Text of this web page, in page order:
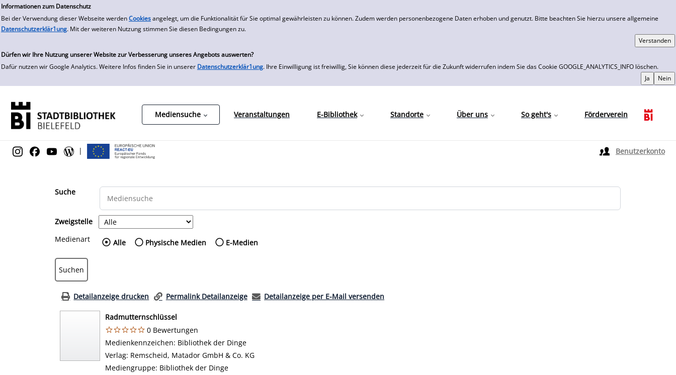
Informationen zum Datenschutz
Bei der Verwendung dieser Webseite werden Cookies angelegt, um die Funktionalität für Sie optimal gewährleisten zu können. Zudem werden personenbezogene Daten erhoben und genutzt. Bitte beachten Sie hierzu unsere allgemeine
Datenschutzerklär1ung. Mit der weiteren Nutzung stimmen Sie diesen Bedingungen zu.
Dürfen wir Ihre Nutzung unserer Website zur Verbesserung unseres Angebots auswerten?
Dafür nutzen wir Google Analytics. Weitere Infos finden Sie in unserer Datenschutzerklär1ung. Ihre Einwilligung ist freiwillig, Sie können diese jederzeit für die Zukunft widerrufen indem Sie das Cookie GOOGLE_ANALYTICS_INFO löschen.
zur Navigation springen
zum Inhalt springen
Zur Detailanzeige springen
Mediensuche Veranstaltungen E-Bibliothek Standorte Über uns So geht's Förderverein
| Benutzerkonto
Sprache auswählen
Suche
Zweigstelle
Medienart
Wählen Sie die Medienart nach der Sie suchen wollen.
Alle Physische Medien E-Medien
Detailanzeige drucken Permalink Detailanzeige Detailanzeige per E-Mail versenden
Radmutternschlüssel
0 Bewertungen
Suche nach diesem Verfasser
Medienkennzeichen: Bibliothek der Dinge
Verlag: Remscheid, Matador GmbH & Co. KG
Mediengruppe: Bibliothek der Dinge